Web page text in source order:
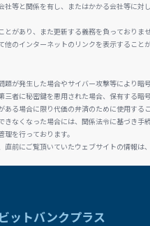
等と関係を有し、またはかかる会社等に
があり、また更新する義務を負っておりませ
のインターネットのリンクを表示するこ
が発生した場合やサイバー攻撃等により暗
者に秘密鍵を悪用された場合、保有する暗
る場合に限り代価の弁済のために使用するこ
なくなった場合には、関係法令に基づき
を行っております。
前にご覧頂いていたウェブサイトの情報は
ビットバンクプラス